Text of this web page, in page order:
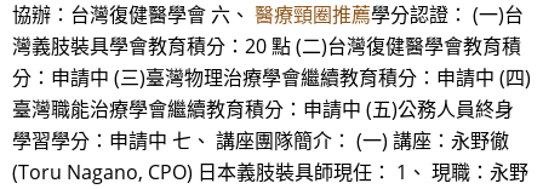
協辦：台灣復健醫學會 六、 醫療頸圈推薦學分認證： (一)台
灣義肢裝具學會教育積分：20 點 (二)台灣復健醫學會教育積
分：申請中 (三)臺灣物理治療學會繼續教育積分：申請中 (四)
臺灣職能治療學會繼續教育積分：申請中 (五)公務人員終身
學習學分：申請中 七、 講座團隊簡介： (一) 講座：永野徹
(Toru Nagano, CPO) 日本義肢裝具師現任： 1、 現職：永野